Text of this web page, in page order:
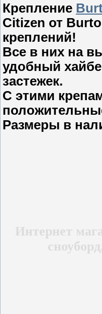
Крепление
Citizen от
креплений!
Все в них на
удобный
застежек.
С этими
Размеры в
Интернет